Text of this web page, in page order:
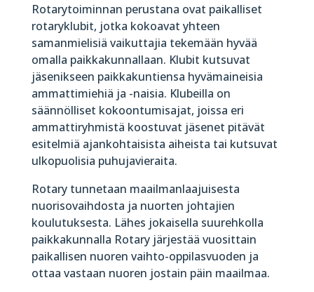
Rotarytoiminnan perustana ovat paikalliset
rotaryklubit, jotka kokoavat yhteen
samanmielisiä vaikuttajia tekemään hyvää
omalla paikkakunnallaan. Klubit kutsuvat
jäsenikseen paikkakuntiensa hyvämaineisia
ammattimiehiä ja -naisia. Klubeilla on
säännölliset kokoontumisajat, joissa eri
ammattiryhmistä koostuvat jäsenet pitävät
esitelmiä ajankohtaisista aiheista tai kutsuvat
ulkopuolisia puhujavieraita.
Rotary tunnetaan maailmanlaajuisesta
nuorisovaihdosta ja nuorten johtajien
koulutuksesta. Lähes jokaisella suurehkolla
paikkakunnalla Rotary järjestää vuosittain
paikallisen nuoren vaihto-oppilasvuoden ja
ottaa vastaan nuoren jostain päin maailmaa.